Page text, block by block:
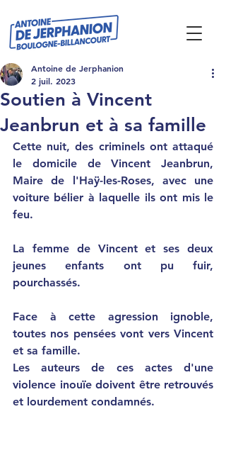
Soutien à Vincent
Jeanbrun et à sa famille
Antoine de Jerphanion
2 juil. 2023
Cette nuit, des criminels ont attaqué
le domicile de Vincent Jeanbrun,
Maire de l'Haÿ-les-Roses, avec une
voiture bélier à laquelle ils ont mis le
feu.
La femme de Vincent et ses deux
jeunes enfants ont pu fuir,
pourchassés.
Face à cette agression ignoble,
toutes nos pensées vont vers Vincent
et sa famille.
Les auteurs de ces actes d'une
violence inouïe doivent être retrouvés
et lourdement condamnés.